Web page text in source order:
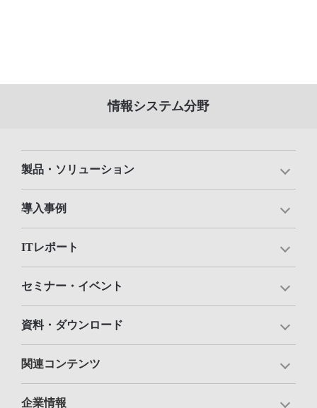
情報システム分野
製品・ソリューション
導入事例
ITレポート
セミナー・イベント
資料・ダウンロード
関連コンテンツ
企業情報